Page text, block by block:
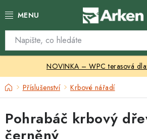
na
Skleníky
Zahradní přístřešky
Zahradní nábytek
Grily a ohniště
NOVINKA – WPC terasová
DomůPříslušenství Krbové nářadí
Pohrabáč krbový